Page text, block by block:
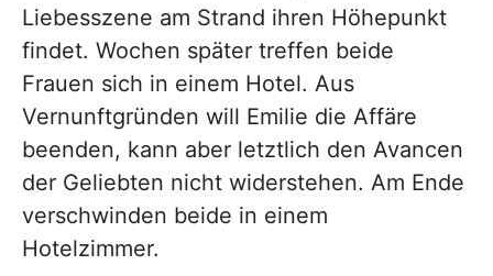
Liebesszene am Strand ihren Höhepunkt
findet. Wochen später treffen beide
Frauen sich in einem Hotel. Aus
Vernunftgründen will Emilie die Affäre
beenden, kann aber letztlich den Avancen
der Geliebten nicht widerstehen. Am Ende
verschwinden beide in einem
Hotelzimmer.